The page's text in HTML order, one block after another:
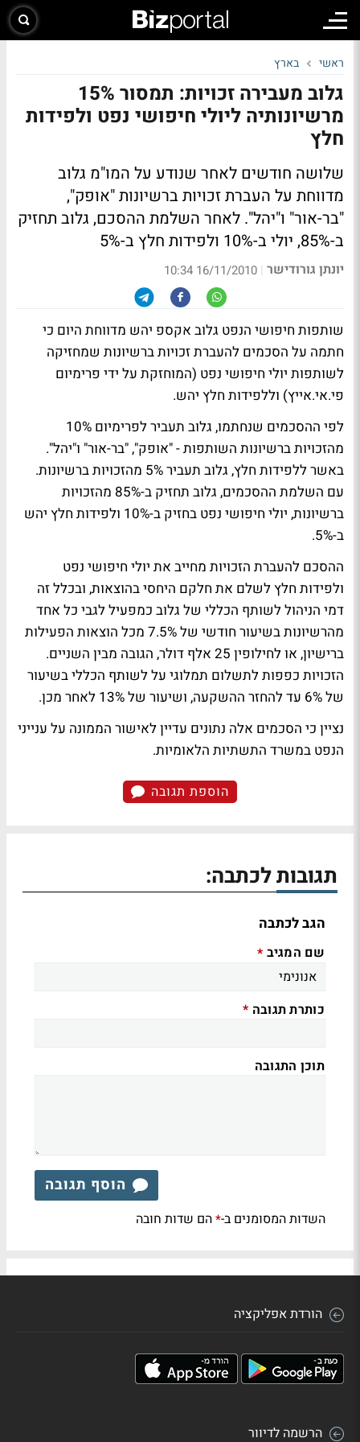
ראשי בארץ
גלוב מעבירה זכויות: תמסור 15%
מרשיונותיה ליולי חיפושי נפט ולפידות
חלץ
שלושה חודשים לאחר שנודע על המו"מ גלוב
מדווחת על העברת זכויות ברשיונות "אופק",
"בר-אור" ו"יהל". לאחר השלמת ההסכם, גלוב תחזיק
ב-85%, יולי ב-10% ולפידות חלץ ב-5%
יונתן גורודישר |
16/11/2010 10:34
שותפות חיפושי הנפט גלוב אקספ יהש מדווחת היום כי
חתמה על הסכמים להעברת זכויות ברשיונות שמחזיקה
לשותפות יולי חיפושי נפט (המוחזקת על ידי פרימיום
פי.אי.אייץ) וללפידות חלץ יהש.
לפי ההסכמים שנחתמו, גלוב תעביר לפרימיום 10%
מהזכויות ברשיונות השותפות - "אופק", "בר-אור" ו"יהל".
באשר ללפידות חלץ, גלוב תעביר 5% מהזכויות ברשיונות.
עם השלמת ההסכמים, גלוב תחזיק ב-85% מהזכויות
ברשיונות, יולי חיפושי נפט בחזיק ב-10% ולפידות חלץ יהש
ב-5%.
ההסכם להעברת הזכויות מחייב את יולי חיפושי נפט
ולפידות חלץ לשלם את חלקם היחסי בהוצאות, ובכלל זה
דמי הניהול לשותף הכללי של גלוב כמפעיל לגבי כל אחד
מהרשיונות בשיעור חודשי של 7.5% מכל הוצאות הפעילות
ברישיון, או לחילופין 25 אלף דולר, הגובה מבין השניים.
הזכויות כפפות לתשלום תמלוגי על לשותף הכללי בשיעור
של 6% עד להחזר ההשקעה, ושיעור של 13% לאחר מכן.
נציין כי הסכמים אלה נתונים עדיין לאישור הממונה על ענייני
הנפט במשרד התשתיות הלאומיות.
הוספת תגובה
תגובות לכתבה:
הגב לכתבה
שם המגיב *
כותרת תגובה *
תוכן התגובה
הוסף תגובה
השדות המסומנים ב-*הם שדות חובה
הורדת אפליקציה
הרשמה לדיוור